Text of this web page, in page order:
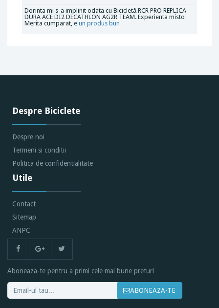
Dorinta mi s-a implinit odata cu Bicicletă RCR PRO REPLICA
DURA ACE DI2 DECATHLON AG2R TEAM. Experienta misto
Merita cumparat, e un produs bun
Despre Biciclete
Despre noi
Termeni si conditii
Politica de confidentialitate
Utile
Contact
Sitemap
ANPC
Aboneaza-te pentru a primi cele mai bune preturi
ABONEAZA-TE